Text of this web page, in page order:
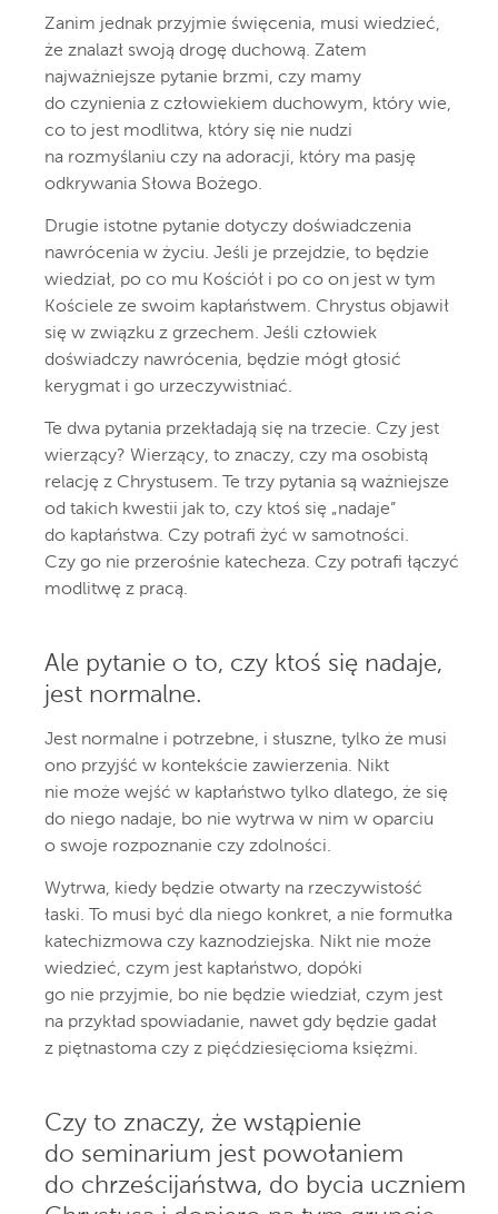
Zanim jednak przyjmie święcenia, musi wiedzieć,
że znalazł swoją drogę duchową. Zatem
najważniejsze pytanie brzmi, czy mamy
do czynienia z człowiekiem duchowym, który wie,
co to jest modlitwa, który się nie nudzi
na rozmyślaniu czy na adoracji, który ma pasję
odkrywania Słowa Bożego.
Drugie istotne pytanie dotyczy doświadczenia
nawrócenia w życiu. Jeśli je przejdzie, to będzie
wiedział, po co mu Kościół i po co on jest w tym
Kościele ze swoim kapłaństwem. Chrystus objawił
się w związku z grzechem. Jeśli człowiek
doświadczy nawrócenia, będzie mógł głosić
kerygmat i go urzeczywistniać.
Te dwa pytania przekładają się na trzecie. Czy jest
wierzący? Wierzący, to znaczy, czy ma osobistą
relację z Chrystusem. Te trzy pytania są ważniejsze
od takich kwestii jak to, czy ktoś się „nadaje”
do kapłaństwa. Czy potrafi żyć w samotności.
Czy go nie przerośnie katecheza. Czy potrafi łączyć
modlitwę z pracą.
Ale pytanie o to, czy ktoś się nadaje,
jest normalne.
Jest normalne i potrzebne, i słuszne, tylko że musi
ono przyjść w kontekście zawierzenia. Nikt
nie może wejść w kapłaństwo tylko dlatego, że się
do niego nadaje, bo nie wytrwa w nim w oparciu
o swoje rozpoznanie czy zdolności.
Wytrwa, kiedy będzie otwarty na rzeczywistość
łaski. To musi być dla niego konkret, a nie formułka
katechizmowa czy kaznodziejska. Nikt nie może
wiedzieć, czym jest kapłaństwo, dopóki
go nie przyjmie, bo nie będzie wiedział, czym jest
na przykład spowiadanie, nawet gdy będzie gadał
z piętnastoma czy z pięćdziesięcioma księżmi.
Czy to znaczy, że wstąpienie
do seminarium jest powołaniem
do chrześcijaństwa, do bycia uczniem